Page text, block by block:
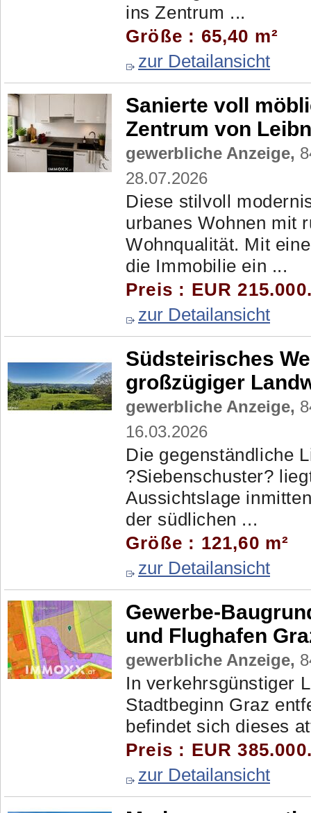
ins Zentrum ...
Größe : 65,40 m²
zur Detailansicht
Sanierte voll
Zentrum von
gewerbliche Anzeige,
28.07.2026
Diese stilvoll
urbanes Wohnen mit
Wohnqualität. Mit
die Immobilie ein ...
Preis : EUR
zur Detailansicht
Südsteirisches
großzügiger
gewerbliche Anzeige,
16.03.2026
Die gegenständliche
?Siebenschuster?
Aussichtslage
der südlichen ...
Größe : 121,60 m²
zur Detailansicht
Gewerbe-
und Flughafen
gewerbliche Anzeige,
In verkehrsgünstiger
Stadtbeginn Graz
befindet sich dieses
Preis : EUR
zur Detailansicht